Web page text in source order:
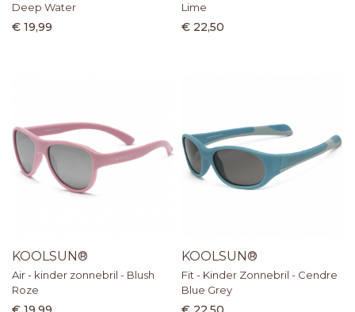
Deep Water
€ 19,99
Lime
€ 22,50
KOOLSUN®
Air - kinder zonnebril - Blush
Roze
KOOLSUN®
Fit - Kinder Zonnebril - Cendre
Blue Grey